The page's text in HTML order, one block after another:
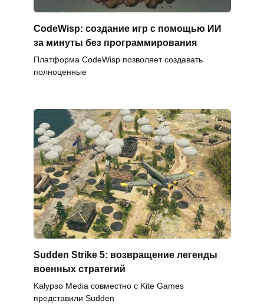
CodeWisp: создание игр с помощью ИИ
за минуты без программирования
Платформа CodeWisp позволяет создавать
полноценные
Sudden Strike 5: возвращение легенды
военных стратегий
Kalypso Media совместно с Kite Games
представили Sudden